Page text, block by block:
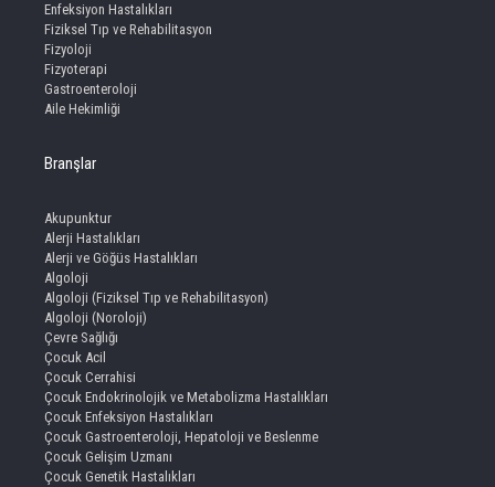
Enfeksiyon Hastalıkları
Fiziksel Tıp ve Rehabilitasyon
Fizyoloji
Fizyoterapi
Gastroenteroloji
Aile Hekimliği
Branşlar
Akupunktur
Alerji Hastalıkları
Alerji ve Göğüs Hastalıkları
Algoloji
Algoloji (Fiziksel Tıp ve Rehabilitasyon)
Algoloji (Noroloji)
Çevre Sağlığı
Çocuk Acil
Çocuk Cerrahisi
Çocuk Endokrinolojik ve Metabolizma Hastalıkları
Çocuk Enfeksiyon Hastalıkları
Çocuk Gastroenteroloji, Hepatoloji ve Beslenme
Çocuk Gelişim Uzmanı
Çocuk Genetik Hastalıkları